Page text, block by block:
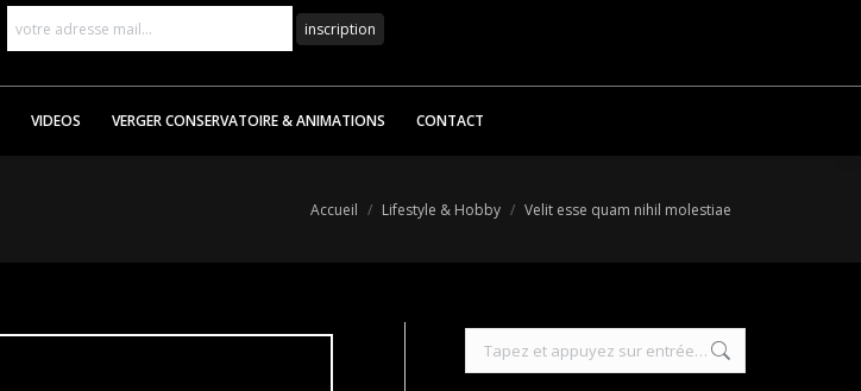
VIDEOS VERGER CONSERVATOIRE & ANIMATIONS CONTACT
Vous êtes ici :
Accueil Lifestyle & Hobby Velit esse quam nihil molestiae